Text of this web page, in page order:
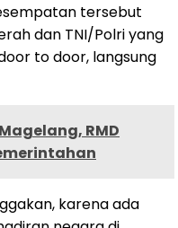
tersebut
dan TNI/Polri yang
to door, langsung
RMD
karena ada